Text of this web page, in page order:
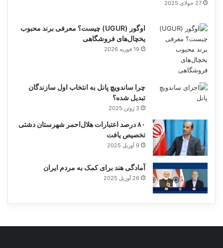
27 جولای 2025
اوگور (UGUR) چیست؟ معرفی برند محبوب
یخچال‌های فروشگاهی
19 فوریه 2026
چرا ساندویچ پانل به انتخاب اول سازندگان
تبدیل شده؟
3 ژوئن 2025
۸۰ درصد اعتبارات هلال‌احمر شهرستان دشتی
تخصیص یافت
9 آوریل 2025
آمادگی هند برای کمک به مردم ایران
26 آوریل 2025